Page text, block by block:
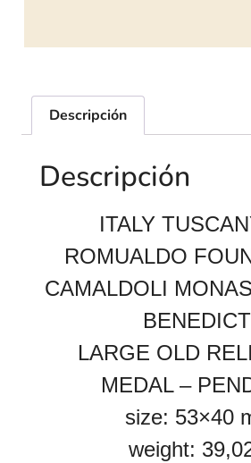
Descripción
Descripción
ITALY
ROMUALDO
CAMALDOLI
BENEDICT
LARGE OLD
MEDAL –
size: 53×40
weight: